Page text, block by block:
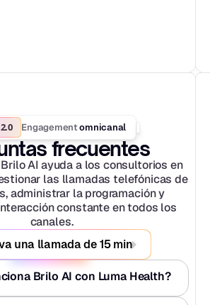
Engagement omnicanal
frecuentes
AI ayuda a los consultorios en
las llamadas telefónicas de
administrar la programación y
constante en todos los
canales.
una llamada de 15 min
Brilo AI con Luma Health?